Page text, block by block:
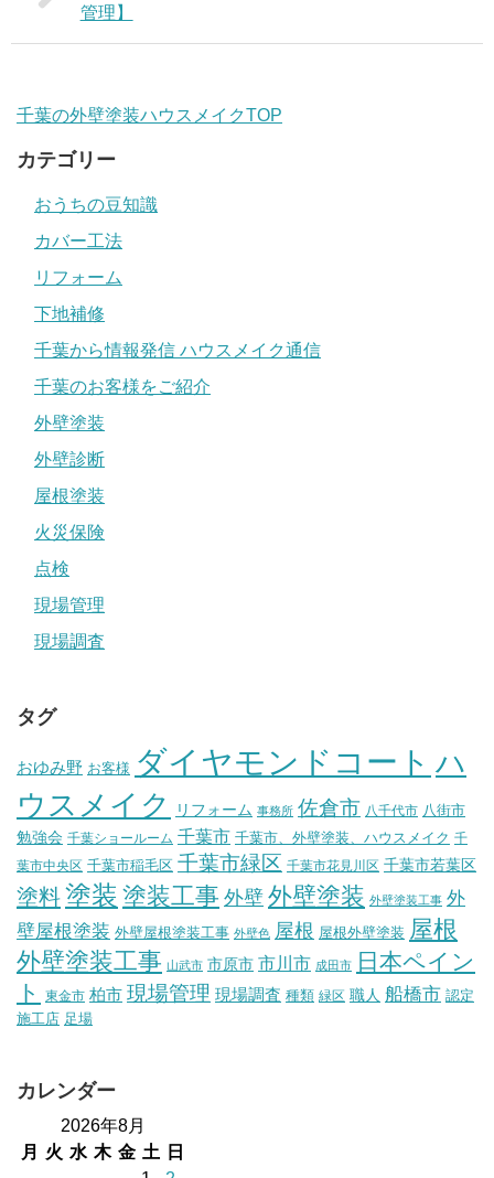
管理】
千葉の外壁塗装ハウスメイクTOP
カテゴリー
おうちの豆知識
カバー工法
リフォーム
下地補修
千葉から情報発信 ハウスメイク通信
千葉のお客様をご紹介
外壁塗装
外壁診断
屋根塗装
火災保険
点検
現場管理
現場調査
タグ
おゆみ野 お客様 ダイヤモンドコート ハ
ウスメイク
リフォーム 事務所 佐倉市 八千代市 八街市
勉強会 千葉ショールーム 千葉市 千葉市、外壁塗装、ハウスメイク 千
葉市中央区 千葉市稲毛区 千葉市緑区 千葉市花見川区 千葉市若葉区
塗料塗装 塗装工事 外壁 外壁塗装 外壁塗装工事 外
壁屋根塗装 外壁屋根塗装工事 外壁色 屋根 屋根外壁塗装 屋根
外壁塗装工事 山武市 市原市 市川市 成田市
日本ペイン
ト
東金市 柏市 現場管理 現場調査 種類 緑区 職人 船橋市 認定
施工店 足場
カレンダー
2026年8月
月
火 水 木 金 土
日